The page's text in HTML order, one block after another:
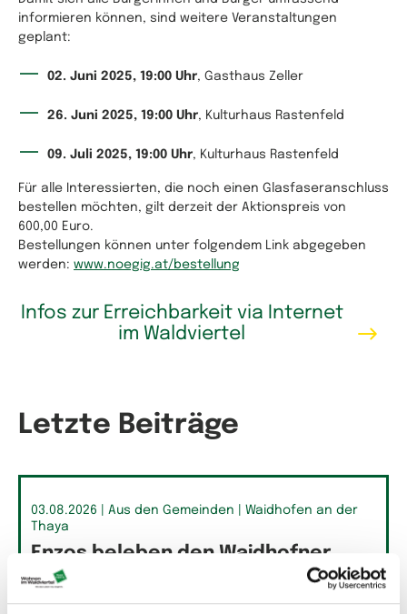
informieren können, sind weitere Veranstaltungen
geplant:
02. Juni 2025, 19:00 Uhr, Gasthaus Zeller
26. Juni 2025, 19:00 Uhr, Kulturhaus Rastenfeld
09. Juli 2025, 19:00 Uhr, Kulturhaus Rastenfeld
Für alle Interessierten, die noch einen Glasfaseranschluss
bestellen möchten, gilt derzeit der Aktionspreis von
600,00 Euro.
Bestellungen können unter folgendem Link abgegeben
werden: www.noegig.at/bestellung
Infos zur Erreichbarkeit via Internet
im Waldviertel
Letzte Beiträge
03.08.2026 | Aus den Gemeinden
| Waidhofen an der
Thaya
Enzos beleben den Waidhofner
Raum